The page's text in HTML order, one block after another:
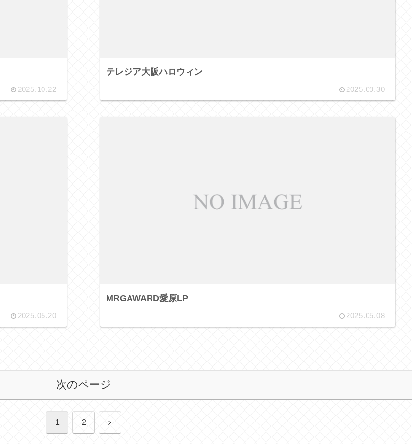
2025.10.22
テレジア大阪ハロウィン
2025.09.30
2025.05.20
MRGAWARD愛原LP
2025.05.08
次のページ
1 2 次